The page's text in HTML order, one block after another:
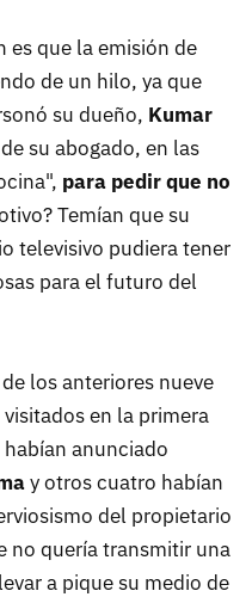
es que la emisión de
de un hilo, ya que
su dueño, Kumar
su abogado, en las
para pedir que no
Temían que su
televisivo pudiera tener
para el futuro del
los anteriores nueve
en la primera
anunciado
y otros cuatro habían
del propietario
no quería transmitir una
a pique su medio de